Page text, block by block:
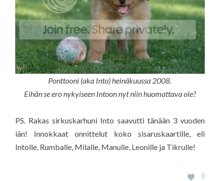
Ponttooni (aka Into) heinäkuussa 2008.
Eihän se ero nykyiseen Intoon nyt niin huomattava ole?
PS. Rakas sirkuskarhuni Into saavutti tänään 3 vuoden
iän! Innokkaat onnittelut koko sisaruskaartille, eli
Intolle, Rumballe, Milalle, Manulle, Leonille ja Tikrulle!
0